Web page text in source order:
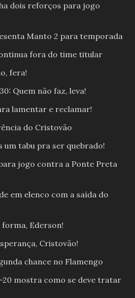
dois reforços para jogo
Manto 2 para temporada
fora do time titular
fera!
Quem não faz, leva!
lamentar e reclamar!
do Cristovão
um tabu pra ser quebrado!
jogo contra a Ponte Preta
em elenco com a saída do
Ederson!
Cristovão!
chance no Flamengo
20 mostra como se deve tratar